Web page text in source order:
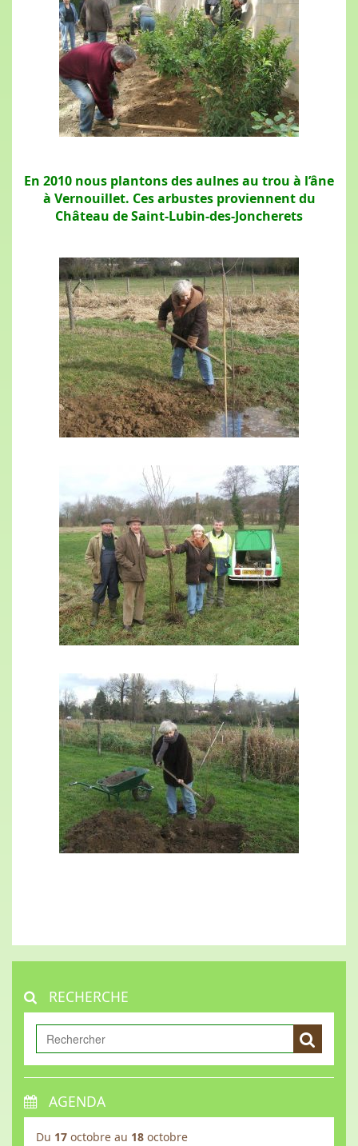
En 2010 nous plantons des aulnes au trou à l’âne
à Vernouillet. Ces arbustes proviennent du
Château de Saint-Lubin-des-Joncherets
RECHERCHE
AGENDA
Du 17 octobre au 18 octobre